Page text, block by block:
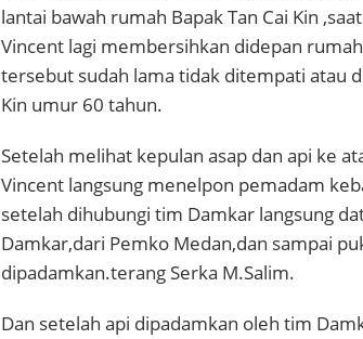
lantai bawah rumah Bapak Tan Cai Kin
Vincent lagi membersihkan didepan
tersebut sudah lama tidak ditempati atau
Kin umur 60 tahun.
Setelah melihat kepulan asap dan api ke
Vincent langsung menelpon pemadam
setelah dihubungi tim Damkar langsung
Damkar,dari Pemko Medan,dan sampai
dipadamkan.terang Serka M.Salim.
Dan setelah api dipadamkan oleh tim